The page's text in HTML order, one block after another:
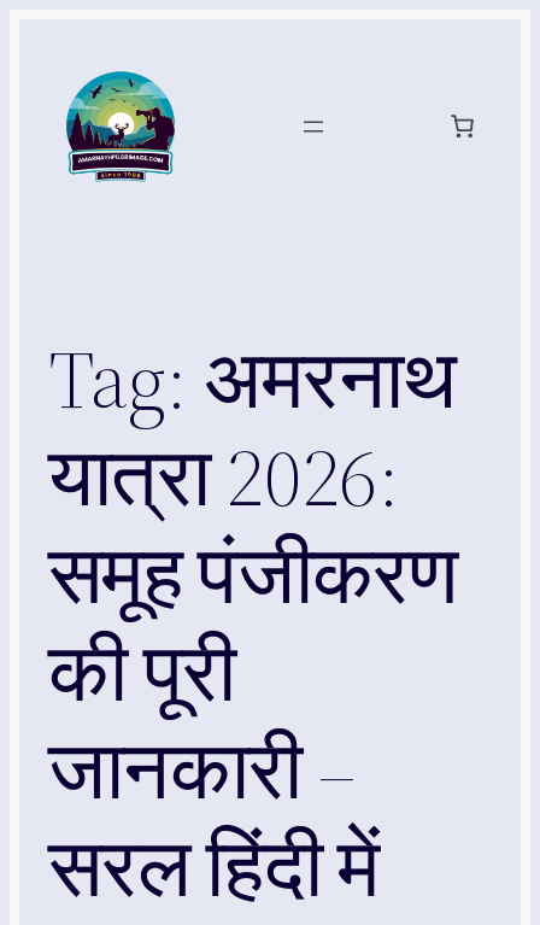
content
Tag: अमरनाथ
यात्रा 2026:
समूह पंजीकरण
की पूरी
जानकारी –
सरल हिंदी में